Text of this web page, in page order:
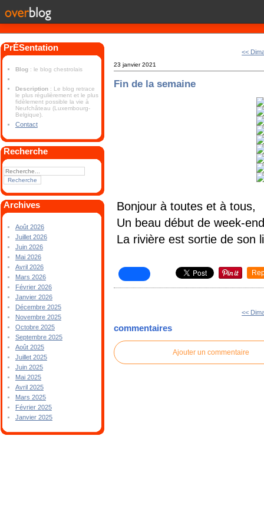
PrÉSentation
Blog : le blog chestrolais
Description : Le blog retrace
le plus régulièrement et le plus
fidèlement possible la vie à
Neufchâteau (Luxembourg-
Belgique).
Contact
Recherche
Archives
Août 2026
Juillet 2026
Juin 2026
Mai 2026
Avril 2026
Mars 2026
Février 2026
Janvier 2026
Décembre 2025
Novembre 2025
Octobre 2025
Septembre 2025
Août 2025
Juillet 2025
Juin 2025
Mai 2025
Avril 2025
Mars 2025
Février 2025
Janvier 2025
<<
23 janvier 2021
Fin de la semaine
Bonjour à toutes et à tous,
Un beau début de week-
La rivière est sortie de son
<<
commentaires
Ajouter un commentaire